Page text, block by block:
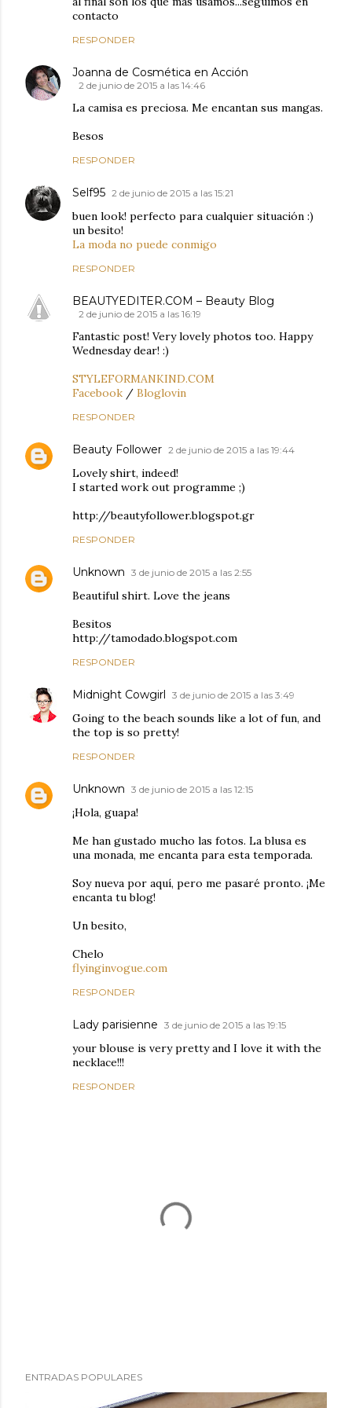
contacto
RESPONDER
Joanna de Cosmética en Acción
2 de junio de 2015 a las 14:46
La camisa es preciosa. Me encantan sus mangas.
Besos
RESPONDER
Self95 2 de junio de 2015 a las 15:21
buen look! perfecto para cualquier situación :)
un besito!
La moda no puede conmigo
RESPONDER
BEAUTYEDITER.COM – Beauty Blog
2 de junio de 2015 a las 16:19
Fantastic post! Very lovely photos too. Happy
Wednesday dear! :)
STYLEFORMANKIND.COM
Facebook / Bloglovin
RESPONDER
Beauty Follower 2 de junio de 2015 a las 19:44
Lovely shirt, indeed!
I started work out programme ;)
http://beautyfollower.blogspot.gr
RESPONDER
Unknown 3 de junio de 2015 a las 2:55
Beautiful shirt. Love the jeans
Besitos
http://tamodado.blogspot.com
RESPONDER
Midnight Cowgirl 3 de junio de 2015 a las 3:49
Going to the beach sounds like a lot of fun, and
the top is so pretty!
RESPONDER
Unknown 3 de junio de 2015 a las 12:15
¡Hola, guapa!
Me han gustado mucho las fotos. La blusa es
una monada, me encanta para esta temporada.
Soy nueva por aquí, pero me pasaré pronto. ¡Me
encanta tu blog!
Un besito,
Chelo
flyinginvogue.com
RESPONDER
Lady parisienne 3 de junio de 2015 a las 19:15
your blouse is very pretty and I love it with the
necklace!!!
RESPONDER
u
ENTRADAS POPULARES